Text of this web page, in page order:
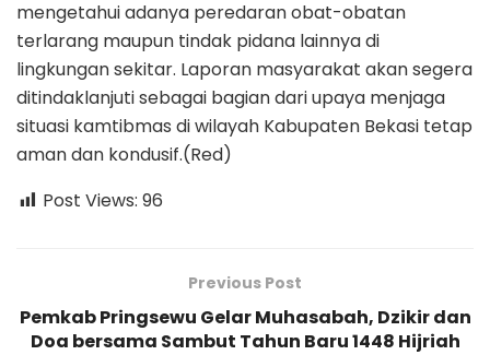
mengetahui adanya peredaran obat-obatan
terlarang maupun tindak pidana lainnya di
lingkungan sekitar. Laporan masyarakat akan segera
ditindaklanjuti sebagai bagian dari upaya menjaga
situasi kamtibmas di wilayah Kabupaten Bekasi tetap
aman dan kondusif.(Red)
Post Views: 96
Previous Post
Pemkab Pringsewu Gelar Muhasabah, Dzikir dan
Doa bersama Sambut Tahun Baru 1448 Hijriah